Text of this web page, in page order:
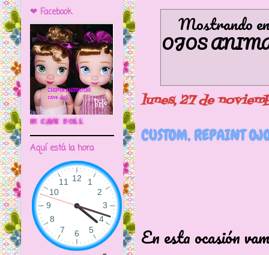
Mostrando
OJOS
lunes, 27 de
CUSTOM, REPAINT
En esta ocasión
❤ Facebook
🌼CRIPTA ANIMATOR CAVE DOLL
Aquí está la hora